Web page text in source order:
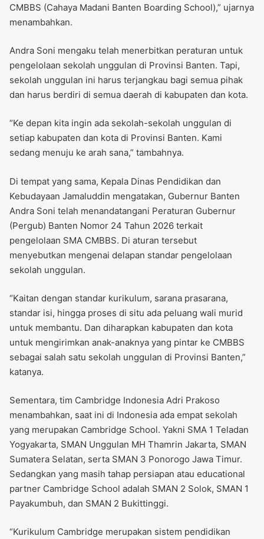
CMBBS (Cahaya Madani Banten Boarding School),” ujarnya
menambahkan.
Andra Soni mengaku telah menerbitkan peraturan untuk
pengelolaan sekolah unggulan di Provinsi Banten. Tapi,
sekolah unggulan ini harus terjangkau bagi semua pihak
dan harus berdiri di semua daerah di kabupaten dan kota.
“Ke depan kita ingin ada sekolah-sekolah unggulan di
setiap kabupaten dan kota di Provinsi Banten. Kami
sedang menuju ke arah sana,” tambahnya.
Di tempat yang sama, Kepala Dinas Pendidikan dan
Kebudayaan Jamaluddin mengatakan, Gubernur Banten
Andra Soni telah menandatangani Peraturan Gubernur
(Pergub) Banten Nomor 24 Tahun 2026 terkait
pengelolaan SMA CMBBS. Di aturan tersebut
menyebutkan mengenai delapan standar pengelolaan
sekolah unggulan.
“Kaitan dengan standar kurikulum, sarana prasarana,
standar isi, hingga proses di situ ada peluang wali murid
untuk membantu. Dan diharapkan kabupaten dan kota
untuk mengirimkan anak-anaknya yang pintar ke CMBBS
sebagai salah satu sekolah unggulan di Provinsi Banten,”
katanya.
Sementara, tim Cambridge Indonesia Adri Prakoso
menambahkan, saat ini di Indonesia ada empat sekolah
yang merupakan Cambridge School. Yakni SMA 1 Teladan
Yogyakarta, SMAN Unggulan MH Thamrin Jakarta, SMAN
Sumatera Selatan, serta SMAN 3 Ponorogo Jawa Timur.
Sedangkan yang masih tahap persiapan atau educational
partner Cambridge School adalah SMAN 2 Solok, SMAN 1
Payakumbuh, dan SMAN 2 Bukittinggi.
“Kurikulum Cambridge merupakan sistem pendidikan